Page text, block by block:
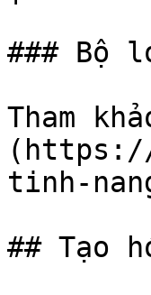
### Bộ
Tham
(https://
tinh-
## Tạo